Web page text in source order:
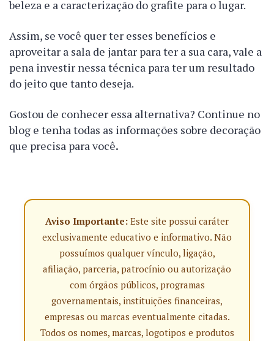
beleza e a caracterização do grafite para o lugar.
Assim, se você quer ter esses benefícios e
aproveitar a sala de jantar para ter a sua cara, vale a
pena investir nessa técnica para ter um resultado
do jeito que tanto deseja.
Gostou de conhecer essa alternativa? Continue no
blog e tenha todas as informações sobre decoração
que precisa para você.
Aviso Importante: Este site possui caráter
exclusivamente educativo e informativo. Não
possuímos qualquer vínculo, ligação,
afiliação, parceria, patrocínio ou autorização
com órgãos públicos, programas
governamentais, instituições financeiras,
empresas ou marcas eventualmente citadas.
Todos os nomes, marcas, logotipos e produtos